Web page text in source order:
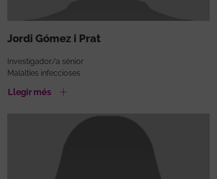
Jordi Gómez i Prat
Investigador/a sènior
Malalties infeccioses
Llegir més